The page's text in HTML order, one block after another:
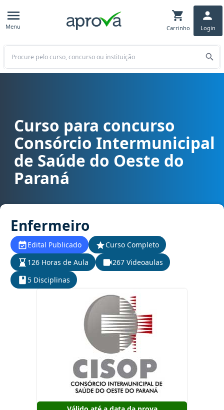
Menu Carrinho Login
Buscar
Curso para concurso CISOP (PR) - Consórcio Intermunicipal de
Curso para concurso
Consórcio Intermunicipal
de Saúde do Oeste do
Paraná
Enfermeiro
Edital Publicado
Curso Completo
126 Horas de Aula
267 Videoaulas
5 Disciplinas